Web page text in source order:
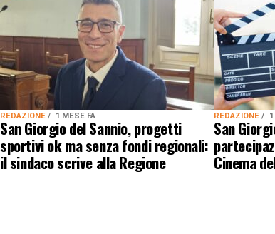
REDAZIONE 1 MESE FA
San Giorgio del Sannio, progetti
sportivi ok ma senza fondi regionali:
il sindaco scrive alla Regione
REDAZIONE
San
Cinema